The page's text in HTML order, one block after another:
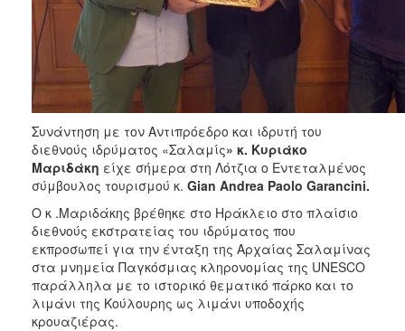
ΠΟΛΙΤΙΣΜΟΣ
ΑΝΘΕΚΤΙΚΗ
ΠΟΛΗ
Συνάντηση με τον Αντιπρόεδρο και ιδρυτή του
διεθνούς ιδρύματος «Σαλαμίς» κ. Κυριάκο
Μαριδάκη είχε σήμερα στη Λότζια ο Εντεταλμένος
σύμβουλος τουρισμού κ. Gian Andrea Paolo Garancini.
Ο κ .Μαριδάκης βρέθηκε στο Ηράκλειο στο πλαίσιο
διεθνούς εκστρατείας του ιδρύματος που
εκπροσωπεί για την ένταξη της Αρχαίας Σαλαμίνας
στα μνημεία Παγκόσμιας κληρονομίας της UNESCO
παράλληλα με το ιστορικό θεματικό πάρκο και το
λιμάνι της Κούλουρης ως λιμάνι υποδοχής
κρουαζιέρας.